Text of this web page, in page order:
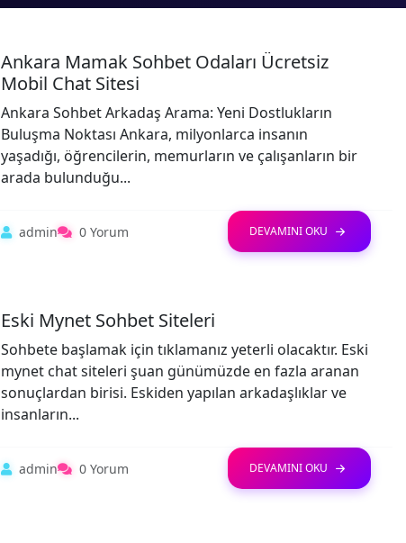
Ankara Mamak Sohbet Odaları Ücretsiz
Mobil Chat Sitesi
Ankara Sohbet Arkadaş Arama: Yeni Dostlukların
Buluşma Noktası Ankara, milyonlarca insanın
yaşadığı, öğrencilerin, memurların ve çalışanların bir
arada bulunduğu...
admin 0 Yorum DEVAMINI OKU
Eski Mynet Sohbet Siteleri
Sohbete başlamak için tıklamanız yeterli olacaktır. Eski
mynet chat siteleri şuan günümüzde en fazla aranan
sonuçlardan birisi. Eskiden yapılan arkadaşlıklar ve
insanların...
admin 0 Yorum DEVAMINI OKU